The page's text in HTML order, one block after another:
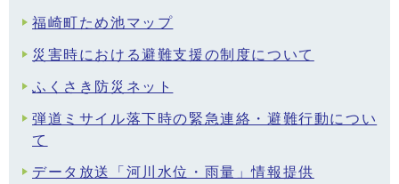
福崎町ため池マップ
災害時における避難支援の制度について
ふくさき防災ネット
弾道ミサイル落下時の緊急連絡・避難行動につい
て
データ放送「河川水位・雨量」情報提供